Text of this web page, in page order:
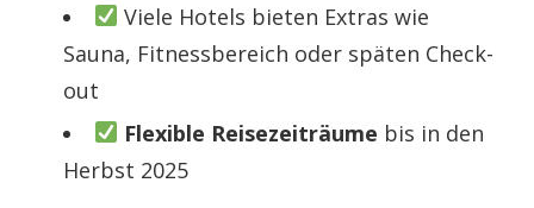
Viele Hotels bieten Extras wie
Sauna, Fitnessbereich oder späten Check-
out
Flexible Reisezeiträume bis in den
Herbst 2025